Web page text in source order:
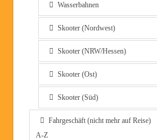
Wasserbahnen
Skooter (Nordwest)
Skooter (NRW/Hessen)
Skooter (Ost)
Skooter (Süd)
Fahrgeschäft (nicht mehr auf Reise)
A-Z